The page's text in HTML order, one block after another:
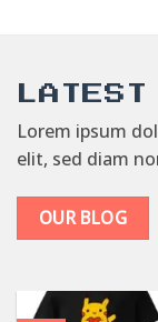
LATEST
Lorem ipsum
elit, sed diam
OUR BLOG